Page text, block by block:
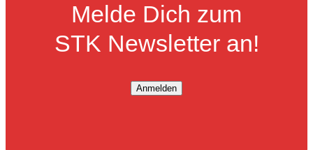
Melde Dich zum
STK Newsletter an!
Anmelden